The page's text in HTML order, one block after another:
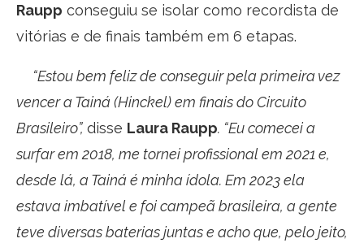
Raupp conseguiu se isolar como recordista de
vitórias e de finais também em 6 etapas.
“Estou bem feliz de conseguir pela primeira vez
vencer a Tainá (Hinckel) em finais do Circuito
Brasileiro”, disse Laura Raupp. “Eu comecei a
surfar em 2018, me tornei profissional em 2021 e,
desde lá, a Tainá é minha ídola. Em 2023 ela
estava imbatível e foi campeã brasileira, a gente
teve diversas baterias juntas e acho que, pelo jeito,